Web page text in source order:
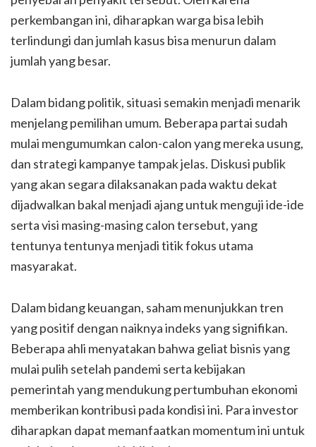
perkembangan ini, diharapkan warga bisa lebih
terlindungi dan jumlah kasus bisa menurun dalam
jumlah yang besar.
Dalam bidang politik, situasi semakin menjadi menarik
menjelang pemilihan umum. Beberapa partai sudah
mulai mengumumkan calon-calon yang mereka usung,
dan strategi kampanye tampak jelas. Diskusi publik
yang akan segara dilaksanakan pada waktu dekat
dijadwalkan bakal menjadi ajang untuk menguji ide-ide
serta visi masing-masing calon tersebut, yang
tentunya tentunya menjadi titik fokus utama
masyarakat.
Dalam bidang keuangan, saham menunjukkan tren
yang positif dengan naiknya indeks yang signifikan.
Beberapa ahli menyatakan bahwa geliat bisnis yang
mulai pulih setelah pandemi serta kebijakan
pemerintah yang mendukung pertumbuhan ekonomi
memberikan kontribusi pada kondisi ini. Para investor
diharapkan dapat memanfaatkan momentum ini untuk